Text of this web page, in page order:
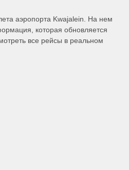
аэропорта Kwajalein. На нем
которая обновляется
все рейсы в реальном